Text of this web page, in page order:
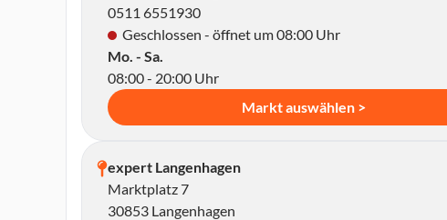
0511 6551930
Geschlossen - öffnet um 08:00 Uhr
Mo. - Sa.
08:00 - 20:00 Uhr
Markt auswählen >
expert Langenhagen
Marktplatz 7
30853 Langenhagen